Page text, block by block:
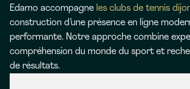
Edamo accompagne les clubs de tennis
construction d’une présence en ligne
performante. Notre approche combine
compréhension du monde du sport et
de résultats.